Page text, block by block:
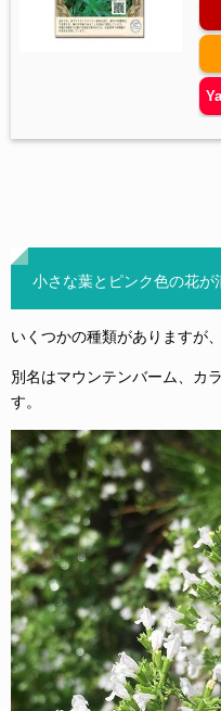
小さな葉とピンク色の花が
いくつかの種類がありますが
別名はマウンテンバーム、カ
す。